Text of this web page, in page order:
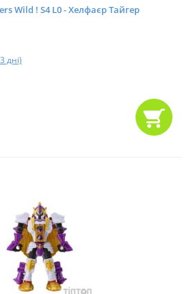
Wild ! S4 L0 - Хелфаєр Тайгер
дні)